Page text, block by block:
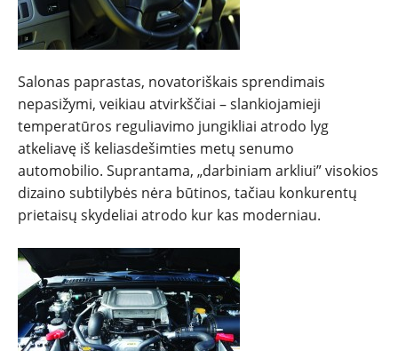
Salonas paprastas, novatoriškais sprendimais
nepasižymi, veikiau atvirkščiai – slankiojamieji
temperatūros reguliavimo jungikliai atrodo lyg
atkeliavę iš keliasdešimties metų senumo
automobilio. Suprantama, „darbiniam arkliui” visokios
dizaino subtilybės nėra būtinos, tačiau konkurentų
prietaisų skydeliai atrodo kur kas moderniau.